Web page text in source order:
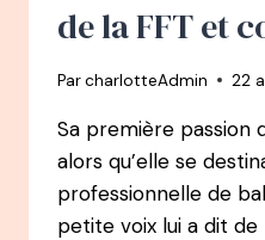
ET
ENFANTS
de la FFT et
ParcharlotteAdmin 22
Sa première passion
alors qu’elle se
professionnelle de
petite voix lui a dit